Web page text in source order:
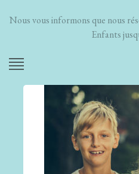
Nous vous informons que nous
Enfants